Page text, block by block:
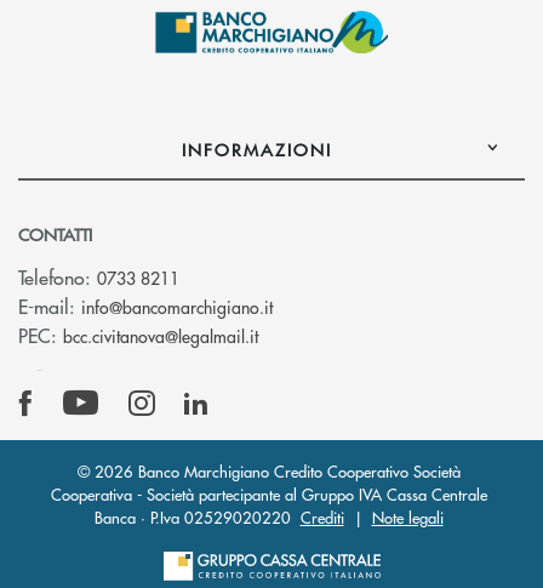
INFORMAZIONI
CONTATTI
Telefono: 0733 8211
E-mail: info@bancomarchigiano.it(si apre l’app di posta
PEC: bcc.civitanova@legalmail.it(si apre l’app di posta elettronica)
© 2026 Banco Marchigiano Credito Cooperativo Società
Cooperativa - Società partecipante al Gruppo IVA Cassa Centrale
Banca · P.Iva 02529020220 Crediti| Note legali